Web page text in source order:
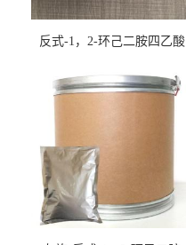
反式-1，2-环己二胺四乙酸